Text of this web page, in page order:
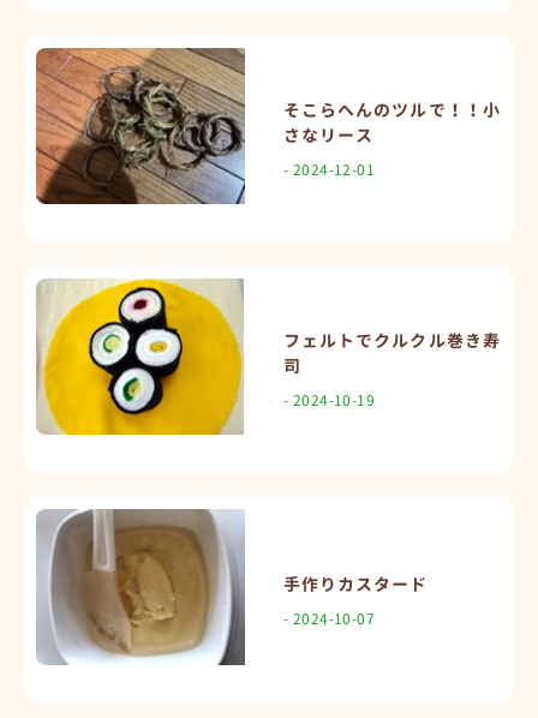
そこらへんのツルで！！小
さなリース
- 2024-12-01
フェルトでクルクル巻き寿
司
- 2024-10-19
手作りカスタード
- 2024-10-07